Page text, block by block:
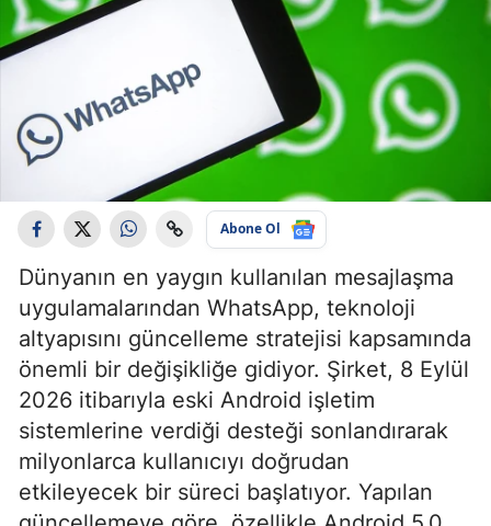
Abone Ol
Dünyanın en yaygın kullanılan mesajlaşma
uygulamalarından WhatsApp, teknoloji
altyapısını güncelleme stratejisi kapsamında
önemli bir değişikliğe gidiyor. Şirket, 8 Eylül
2026 itibarıyla eski Android işletim
sistemlerine verdiği desteği sonlandırarak
milyonlarca kullanıcıyı doğrudan
etkileyecek bir süreci başlatıyor. Yapılan